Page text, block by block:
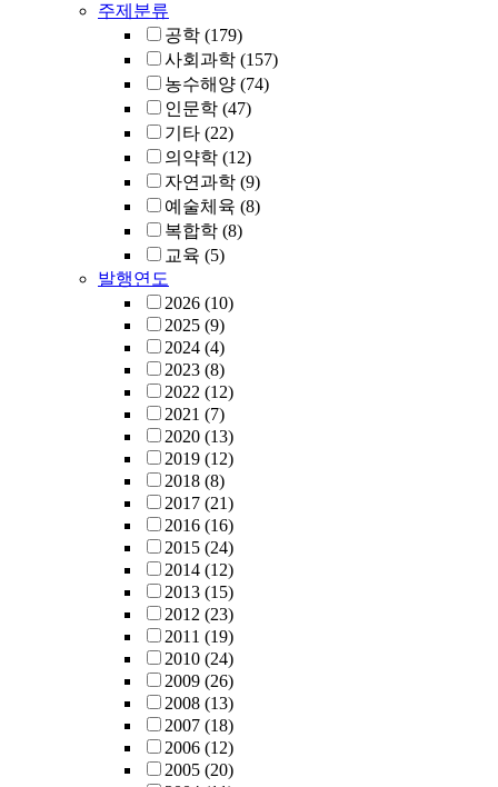
주제분류
공학 (179)
사회과학 (157)
농수해양 (74)
인문학 (47)
기타 (22)
의약학 (12)
자연과학 (9)
예술체육 (8)
복합학 (8)
교육 (5)
발행연도
2026 (10)
2025 (9)
2024 (4)
2023 (8)
2022 (12)
2021 (7)
2020 (13)
2019 (12)
2018 (8)
2017 (21)
2016 (16)
2015 (24)
2014 (12)
2013 (15)
2012 (23)
2011 (19)
2010 (24)
2009 (26)
2008 (13)
2007 (18)
2006 (12)
2005 (20)